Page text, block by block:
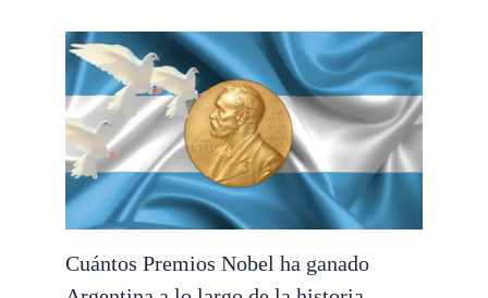
Cuántos Premios Nobel ha ganado